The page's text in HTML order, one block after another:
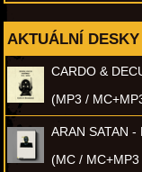
AKTUÁLNÍ DESKY
CARDO &
(MP3 /
ARAN SATAN -
(MC /